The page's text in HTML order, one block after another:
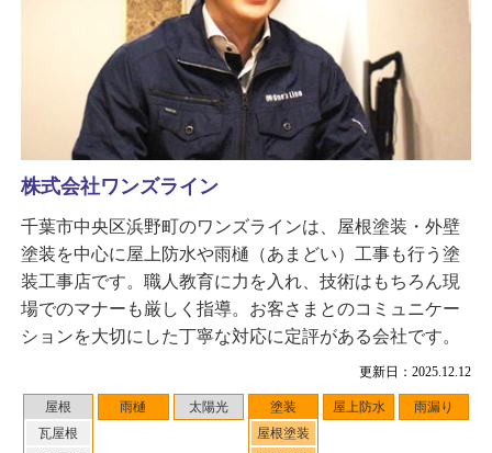
更新日：2025.12.12
屋根
瓦屋根
雨樋 太陽光
塗装
屋根塗装
屋上防水 雨漏り
株式会社ワンズライン
千葉市中央区浜野町のワンズラインは、屋根塗装・外壁
塗装を中心に屋上防水や雨樋（あまどい）工事も行う塗
装工事店です。職人教育に力を入れ、技術はもちろん現
場でのマナーも厳しく指導。お客さまとのコミュニケー
ションを大切にした丁寧な対応に定評がある会社です。